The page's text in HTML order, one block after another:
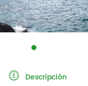
Descripción